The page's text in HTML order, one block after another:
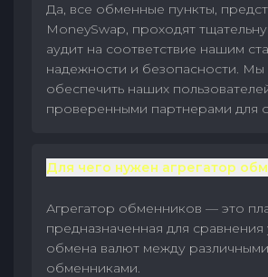
Да, все обменные пункты,
MoneySwap, проходят
аудит на соответствие нашим
надежности и безопасности. Мы
обеспечить наших
проверенными партнерами для
Для чего нужен агрегатор
Агрегатор обменников — это
предназначенная для сравнения
обмена валют между различными
обменниками.